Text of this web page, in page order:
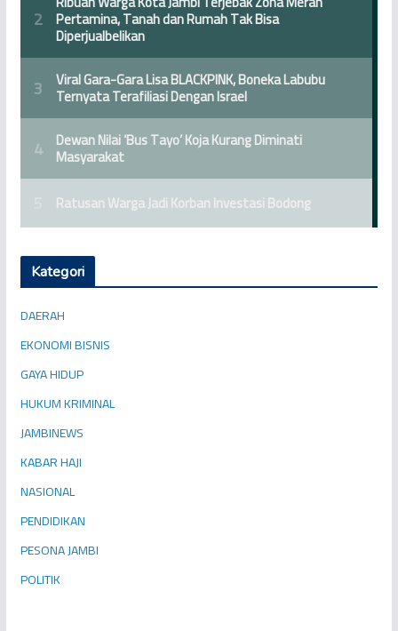
Kategori
DAERAH
EKONOMI BISNIS
GAYA HIDUP
HUKUM KRIMINAL
JAMBINEWS
KABAR HAJI
NASIONAL
PENDIDIKAN
PESONA JAMBI
POLITIK